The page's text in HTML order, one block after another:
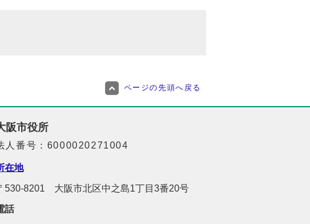
ページの先頭へ戻る
阪市役所
人番号：6000020271004
在地
530-8201 大阪市北区中之島1丁目3番20号
話